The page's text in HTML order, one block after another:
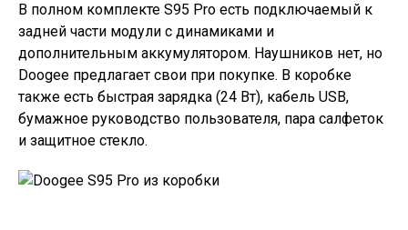
В полном комплекте S95 Pro есть подключаемый к
задней части модули с динамиками и
дополнительным аккумулятором. Наушников нет, но
Doogee предлагает свои при покупке. В коробке
также есть быстрая зарядка (24 Вт), кабель USB,
бумажное руководство пользователя, пара салфеток
и защитное стекло.